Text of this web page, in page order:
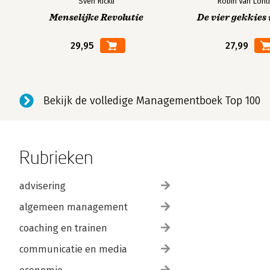
Menselijke Revolutie
29,95
De vier gekkies
27,99
Bekijk de volledige Managementboek Top 100
Rubrieken
advisering
algemeen management
coaching en trainen
communicatie en media